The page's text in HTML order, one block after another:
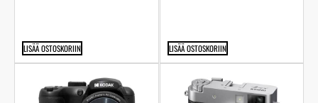
LISÄÄ OSTOSKORIIN LISÄÄ OSTOSKORIIN